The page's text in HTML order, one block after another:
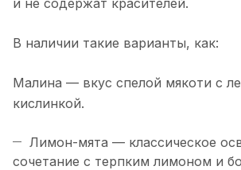
В наличии такие варианты, как:
Малина — вкус спелой мякоти с
кислинкой.
Лимон-мята — классическое
сочетание с терпким лимоном и